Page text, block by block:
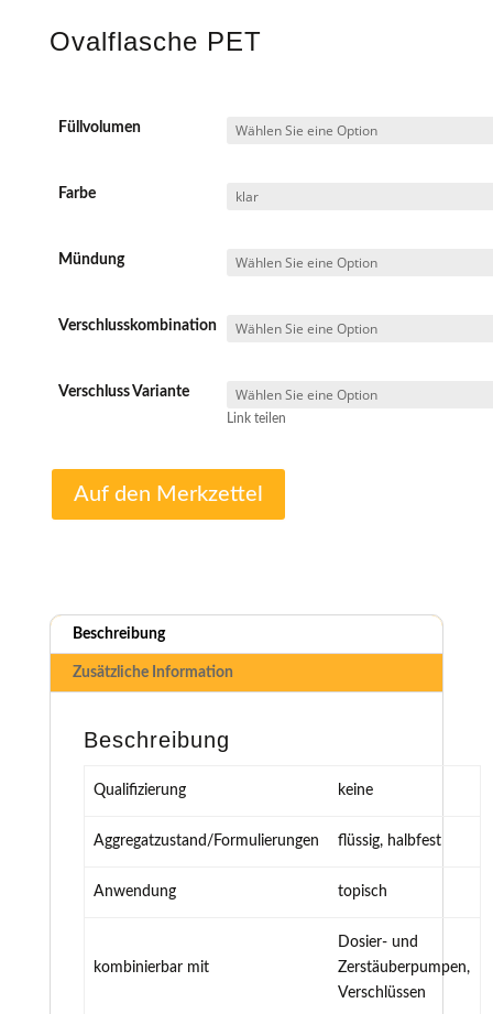
Ovalflasche PET
Füllvolumen
Farbe
Mündung
Verschlusskombination
Verschluss Variante
Link teilen
Auf den Merkzettel
Beschreibung
Zusätzliche Information
Beschreibung
Qualifizierung keine
Aggregatzustand/Formulierungen flüssig, halbfest
Anwendung topisch
kombinierbar mit
Dosier- und
Zerstäuberpumpen,
Verschlüssen